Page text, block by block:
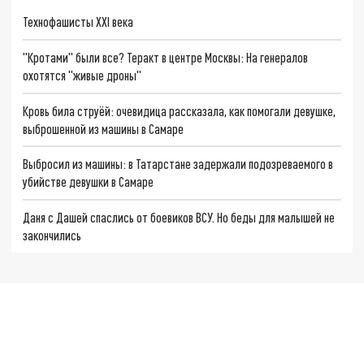
Технофашисты XXI века
"Кротами" были все? Теракт в центре Москвы: На генералов
охотятся "живые дроны"
Кровь била струёй: очевидица рассказала, как помогали девушке,
выброшенной из машины в Самаре
Выбросил из машины: в Татарстане задержали подозреваемого в
убийстве девушки в Самаре
Даня с Дашей спаслись от боевиков ВСУ. Но беды для малышей не
закончились